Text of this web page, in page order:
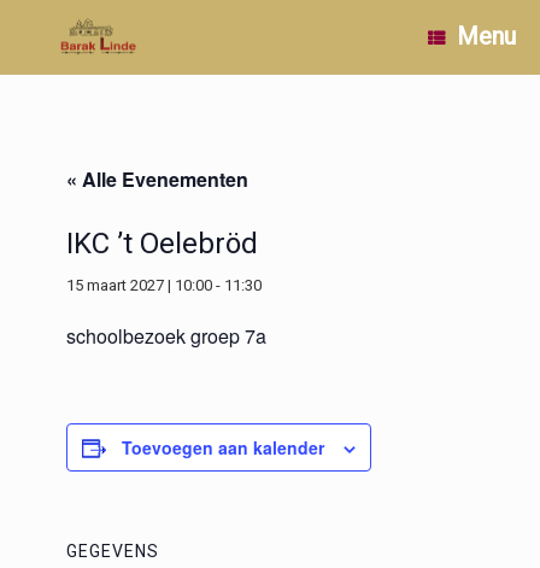
inhoud
Menu
« Alle Evenementen
IKC ’t Oelebröd
15 maart 2027 | 10:00 - 11:30
schoolbezoek groep 7a
Toevoegen aan kalender
GEGEVENS